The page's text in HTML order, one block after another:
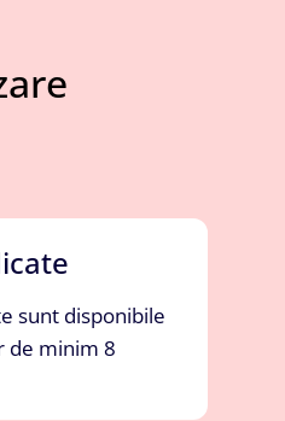
sunt disponibile
de minim 8